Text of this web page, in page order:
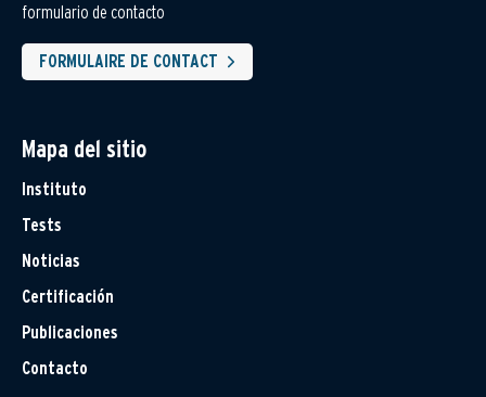
formulario de contacto
FORMULAIRE DE CONTACT
Mapa del sitio
Instituto
Tests
Noticias
Certificación
Publicaciones
Contacto